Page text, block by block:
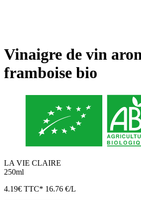
Vinaigre de vin
framboise bio
LA VIE CLAIRE
250ml
4.19€ TTC* 16.76 €/L